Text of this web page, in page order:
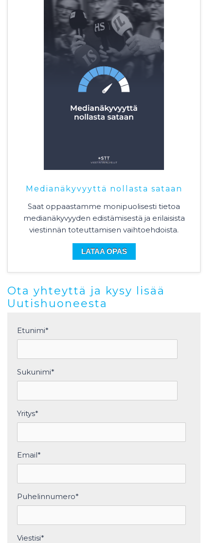
Medianäkyvyyttä nollasta sataan
Saat oppaastamme monipuolisesti tietoa
medianäkyvyyden edistämisestä ja erilaisista
viestinnän toteuttamisen vaihtoehdoista.
LATAA OPAS
Ota yhteyttä ja kysy lisää
Uutishuoneesta
Etunimi*
Sukunimi*
Yritys*
Email*
Puhelinnumero*
Viestisi*